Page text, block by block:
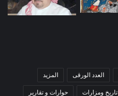
العدد الورقى المزيد
تاريخ ومزارات حوارات و تقارير